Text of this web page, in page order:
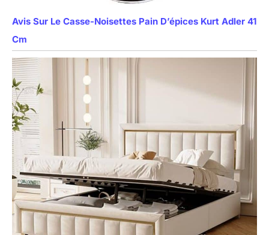
Avis Sur Le Casse-Noisettes Pain D’épices Kurt Adler 41
Cm